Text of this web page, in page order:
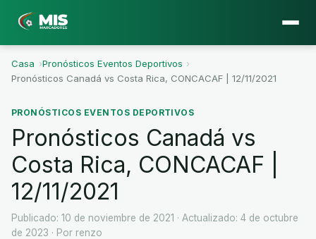
Casa ›Pronósticos Eventos Deportivos ›
Pronósticos Canadá vs Costa Rica, CONCACAF | 12/11/2021
PRONÓSTICOS EVENTOS DEPORTIVOS
Pronósticos Canadá vs
Costa Rica, CONCACAF |
12/11/2021
Publicado: 10 de noviembre de 2021 · Actualizado: 4 de octubre
de 2023 · Por renzo